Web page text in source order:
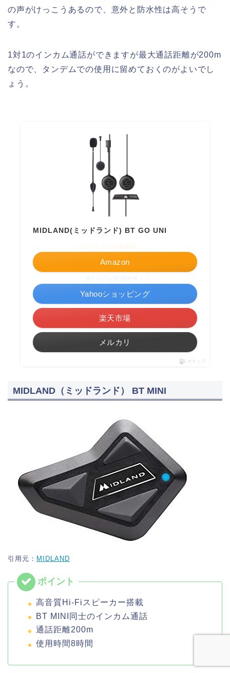
の声がけっこうあるので、意外と防水性は高そうで
す。
1対1のインカム通話ができますが最大通話距離が200m
なので、タンデムでの使用に留めておくのがよいでし
ょう。
MIDLAND(ミッドランド) BT GO UNI
Amazon
楽天市場
Yahooショッピング
メルカリ
ポチップ
MIDLAND（ミッドランド） BT MINI
引用元： MIDLAND
高音質Hi-Fiスピーカー搭載
BT MINI同士のインカム通話
通話距離200m
使用時間8時間